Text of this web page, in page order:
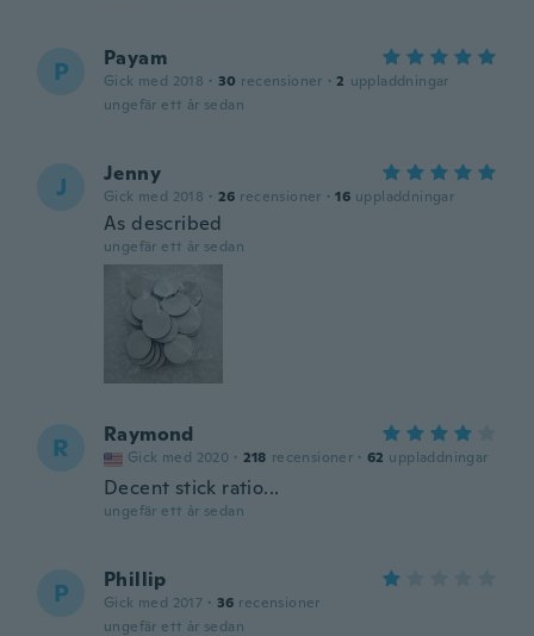
P Payam
Gick med 2018 · 30 recensioner · 2 uppladdningar
ungefär ett år sedan
J Jenny
Gick med 2018 · 26 recensioner · 16 uppladdningar
As described
ungefär ett år sedan
R Raymond
Gick med 2020 · 218 recensioner · 62 uppladdningar
Decent stick ratio...
ungefär ett år sedan
P Phillip
Gick med 2017 · 36 recensioner
ungefär ett år sedan